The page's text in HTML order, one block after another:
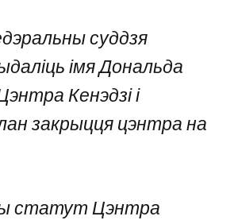
суддзя
імя Дональда
Кенэдзі і
закрыцця цэнтра на
статут Цэнтра